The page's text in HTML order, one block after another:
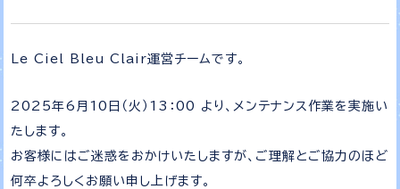
Le Ciel Bleu Clair運営チームです。
2025年6月10日（火）13：00 より、メンテナンス作業を実施い
たします。
お客様にはご迷惑をおかけいたしますが、ご理解とご協力のほど
何卒よろしくお願い申し上げます。